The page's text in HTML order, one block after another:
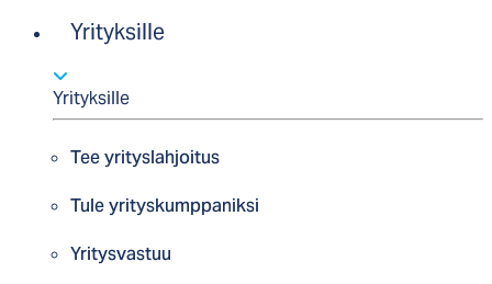
Yrityksille
Yrityksille
Tee yrityslahjoitus
Tule yrityskumppaniksi
Yritysvastuu